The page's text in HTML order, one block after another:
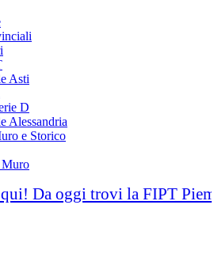
Asti
D
Alessandria
e Storico
Muro
Da oggi trovi la FIPT